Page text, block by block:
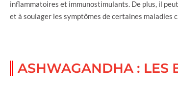
inflammatoires et immunostimulants. De plus, il
et à soulager les symptômes de certaines maladies
ASHWAGANDHA : LES